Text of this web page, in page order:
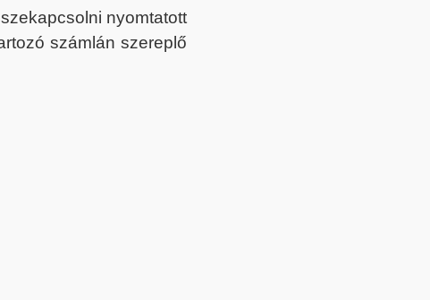
nyomtatott
számlán szereplő